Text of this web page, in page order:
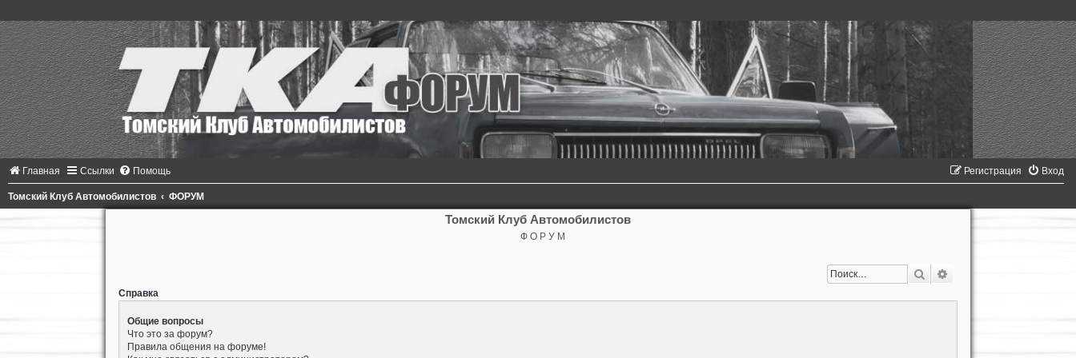
Главная Ссылки Помощь Вход
Регистрация
Томский Клуб Автомобилистов ФОРУМ
Томский Клуб Автомобилистов
Ф О Р У М
Поиск
Справка
Общие вопросы
Что это за форум?
Правила общения на форуме!